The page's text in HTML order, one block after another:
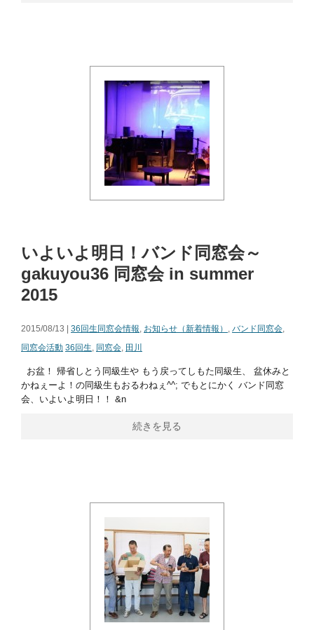
いよいよ明日！バンド同窓会～
gakuyou36 同窓会 in summer
2015
2015/08/13 | 36回生同窓会情報, お知らせ（新着情報） , バンド同窓会,
同窓会活動 36回生, 同窓会, 田川
お盆！ 帰省しとう同級生や もう戻ってしもた同級生、 盆休みと
かねぇーよ！の同級生もおるわねぇ^^; でもとにかく バンド同窓
会、いよいよ明日！！ &n
続きを見る